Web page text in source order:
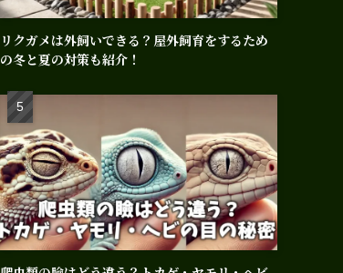
リクガメは外飼いできる？屋外飼育をするため
の冬と夏の対策も紹介！